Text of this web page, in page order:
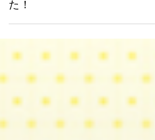
メディア
地域色彩人物録に掲載頂きまし
た！